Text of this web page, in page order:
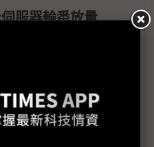
服器輪番放量
系連接器廠迎量價齊揚
Rubin動能3Q26起飛